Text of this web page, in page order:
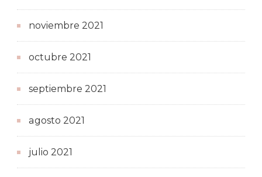
noviembre 2021
octubre 2021
septiembre 2021
agosto 2021
julio 2021